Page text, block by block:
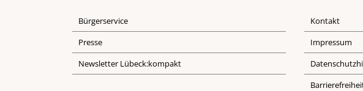
Bürgerservice
Presse
Newsletter Lübeck:kompakt
Kontakt
Impressum